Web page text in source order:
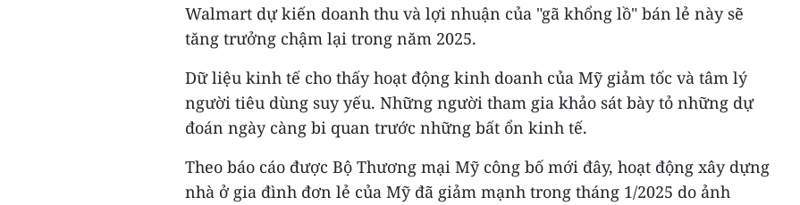
Walmart dự kiến doanh thu và lợi nhuận của "gã khổng lồ" bán lẻ này sẽ
tăng trưởng chậm lại trong năm 2025.
Dữ liệu kinh tế cho thấy hoạt động kinh doanh của Mỹ giảm tốc và tâm lý
người tiêu dùng suy yếu. Những người tham gia khảo sát bày tỏ những dự
đoán ngày càng bi quan trước những bất ổn kinh tế.
Theo báo cáo được Bộ Thương mại Mỹ công bố mới đây, hoạt động xây dựng
nhà ở gia đình đơn lẻ của Mỹ đã giảm mạnh trong tháng 1/2025 do ảnh